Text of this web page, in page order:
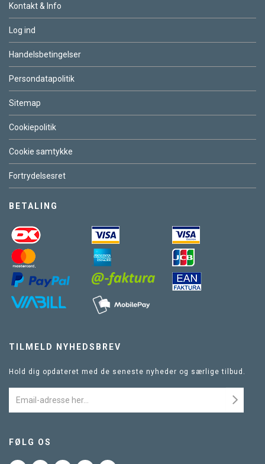
Kontakt & Info
Log ind
Handelsbetingelser
Persondatapolitik
Sitemap
Cookiepolitik
Cookie samtykke
Fortrydelsesret
BETALING
TILMELD NYHEDSBREV
Hold dig opdateret med de seneste nyheder og særlige tilbud.
FØLG OS